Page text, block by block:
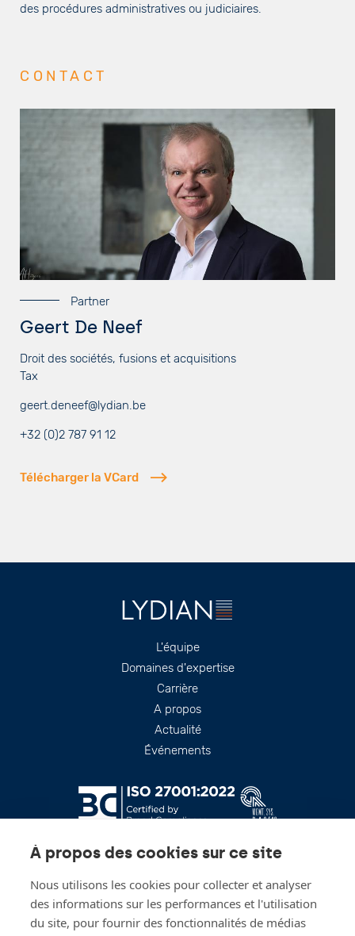
À propos des cookies sur ce site
Nous utilisons les cookies pour collecter et analyser
des informations sur les performances et l'utilisation
du site, pour fournir des fonctionnalités de médias
des procédures administratives ou judiciaires.
CONTACT
Partner
Geert De Neef
Droit des sociétés, fusions et acquisitions
Tax
geert.deneef@lydian.be
+32 (0)2 787 91 12
Télécharger la VCard
L'équipe
Domaines d'expertise
Carrière
A propos
Actualité
Événements